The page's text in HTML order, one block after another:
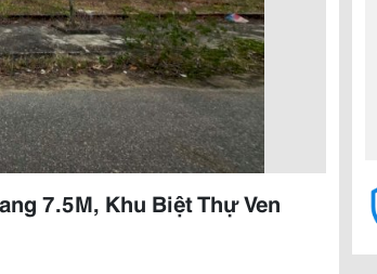
7.5M, Khu Biệt Thự Ven